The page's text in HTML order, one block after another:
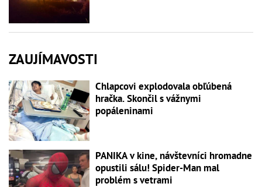
ZAUJÍMAVOSTI
Chlapcovi explodovala obľúbená
hračka. Skončil s vážnymi
popáleninami
PANIKA v kine, návštevníci hromadne
opustili sálu! Spider-Man mal
problém s vetrami